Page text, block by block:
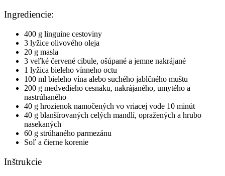
Ingrediencie:
400 g linguine cestoviny
3 lyžice olivového oleja
20 g masla
3 veľké červené cibule, ošúpané a jemne nakrájané
1 lyžica bieleho vínneho octu
100 ml bieleho vína alebo suchého jablčného muštu
200 g medvedieho cesnaku, nakrájaného, umytého a
nastrúhaného
40 g hrozienok namočených vo vriacej vode 10 minút
40 g blanšírovaných celých mandlí, opražených a hrubo
nasekaných
60 g strúhaného parmezánu
Soľ a čierne korenie
Inštrukcie